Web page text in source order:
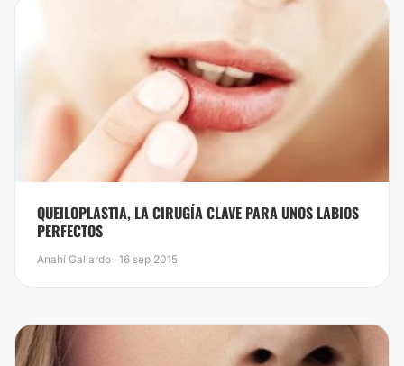
​QUEILOPLASTIA, LA CIRUGÍA CLAVE PARA UNOS LABIOS
PERFECTOS
Anahí Gallardo · 16 sep 2015